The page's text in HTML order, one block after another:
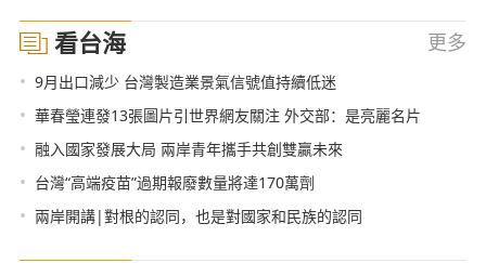
看台海 更多
• 9月出口減少 台灣製造業景氣信號值持續低迷
• 華春瑩連發13張圖片引世界網友關注 外交部：是亮麗名片
• 融入國家發展大局 兩岸青年攜手共創雙贏未來
• 台灣“高端疫苗”過期報廢數量將達170萬劑
• 兩岸開講|對根的認同，也是對國家和民族的認同